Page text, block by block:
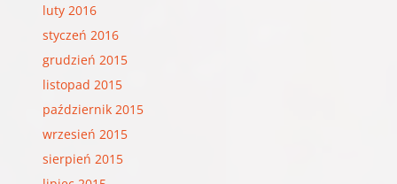
luty 2016
styczeń 2016
grudzień 2015
listopad 2015
październik 2015
wrzesień 2015
sierpień 2015